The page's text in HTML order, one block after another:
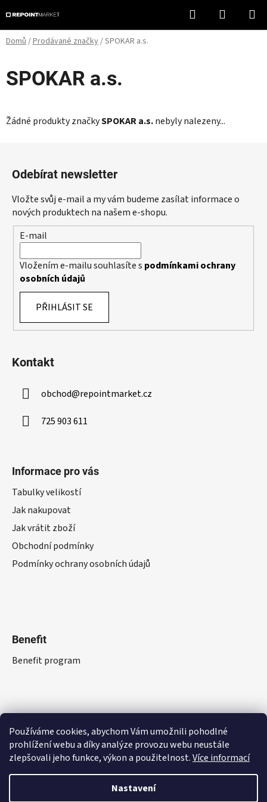
Používáme cookies, abychom Vám umožnili pohodlné
prohlížení webu a díky analýze provozu webu neustále
zlepšovali jeho funkce, výkon a použitelnost.Více informací
Nastavení
na
obsah
Hledat
KOŠÍK
Domů/Prodávané značky/SPOKAR a.s.
SPOKAR a.s.
Žádné produkty značkySPOKAR a.s.nebyly nalezeny...
Odebírat newsletter
Vložte svůj e-mail a my vám budeme zasílat informace o
nových produktech na našem e-shopu.
E-mail
Vložením e-mailu souhlasíte s podmínkami ochrany
osobních údajů
PŘIHLÁSIT SE
Kontakt
obchod@repointmarket.cz
725 903 611
Informace pro vás
Tabulky velikostí
Jak nakupovat
Jak vrátit zboží
Obchodní podmínky
Podmínky ochrany osobních údajů
Benefit
Benefit program